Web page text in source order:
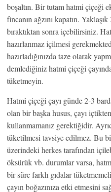
boşaltın. Bir tutam hatmi çiçeği
fincanın ağzını kapatın.
bıraktıktan sonra içebilirsiniz.
hazırlanmaz içilmesi
hazırladığınızda taze olarak
demlediğiniz hatmi çiçeği
tüketmeyin.
Hatmi çiçeği çayı günde 2-3
olan bir başka husus, çayı
kullanmamanız gerektiğidir.
tüketilmesi tavsiye edilmez. Bu
üzerindeki herkes tarafından
öksürük vb. durumlar varsa,
bir süre farklı gıdalar
çayın boğazınıza etki etmesini